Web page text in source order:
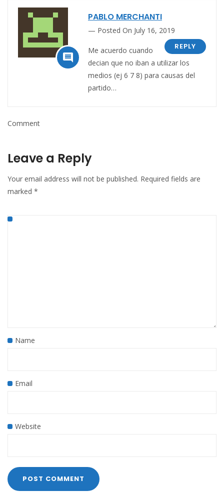

PABLO MERCHANTI
Posted On July 16, 2019
REPLY
Me acuerdo cuando
decian que no iban a utilizar los
medios (ej 6 7 8) para causas del
partido…
Comment
Leave a Reply
Your email address will not be published. Required fields are
marked *
Name
Email
Website